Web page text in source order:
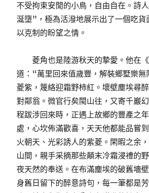
不受拘束安閒的小鳥，自由自在。詩
涎墮”，極為活潑地展示出了一個吃貨
以克制的盼望之情。
菱角也是陸游秋天的摯愛。他在
道：“萬里回來值歲豐，解裝鄉墅樂無
菱紫，篾絡迎霜野柿紅。壞壁塵埃尋
對鄰翁。微官行矣閩山往，又寄千巖
程跋涉回來時，正遇上故鄉的豐產之
處，心坎佈滿歡喜，天天他都能品嘗
火朝天、光彩誘人的紫菱。閑暇之余
山間，親手采摘那些顛末冷霜浸禮的
夜天然的奉送。在布滿塵埃的破舊墻
身舊日留下的醉意詩句，每一筆都是